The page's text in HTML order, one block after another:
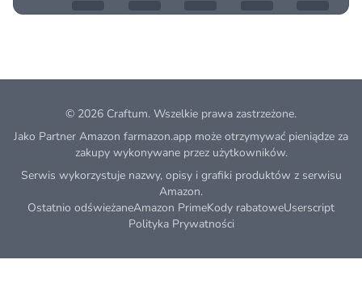
© 2026 Craftum. Wszelkie prawa zastrzeżone.
Jako Partner Amazon farmazon.app może otrzymywać pieniądze za
zakupy wykonywane przez użytkowników.
Serwis wykorzystuje nazwy, opisy i grafiki produktów z serwisu
Amazon.
Ostatnio odświeżaneAmazon PrimeKody rabatoweUserscript
Polityka Prywatności